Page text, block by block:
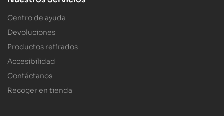
Centro de ayuda
Devoluciones
Productos retirados
Accesibilidad
Contáctanos
Recoger en tienda